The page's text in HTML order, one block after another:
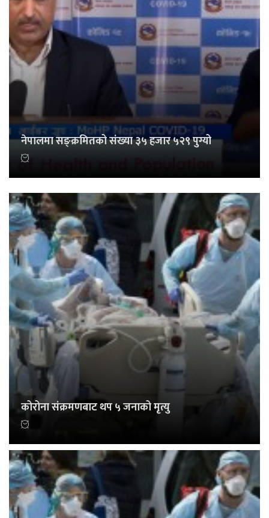
नेपालमा सङ्क्रमितको संख्या ३५ हजार ५२९ पुग्यो
कोरोना संक्रमणबाट थप ५ जनाको मृत्यु